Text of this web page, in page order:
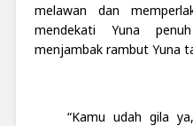
melawan dan
mendekati Yuna
menjambak rambut Yuna
“Kamu udah gila